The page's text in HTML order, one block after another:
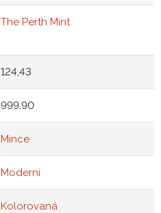
The Perth Mint
124,43
999,90
Mince
Moderní
Kolorovaná